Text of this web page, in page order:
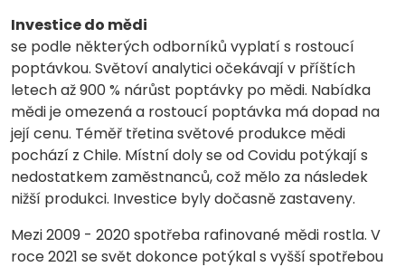
Investice do mědi
se podle některých odborníků vyplatí s rostoucí
poptávkou. Světoví analytici očekávají v příštích
letech až 900 % nárůst poptávky po mědi. Nabídka
mědi je omezená a rostoucí poptávka má dopad na
její cenu. Téměř třetina světové produkce mědi
pochází z Chile. Místní doly se od Covidu potýkají s
nedostatkem zaměstnanců, což mělo za následek
nižší produkci. Investice byly dočasně zastaveny.
Mezi 2009 - 2020 spotřeba rafinované mědi rostla. V
roce 2021 se svět dokonce potýkal s vyšší spotřebou